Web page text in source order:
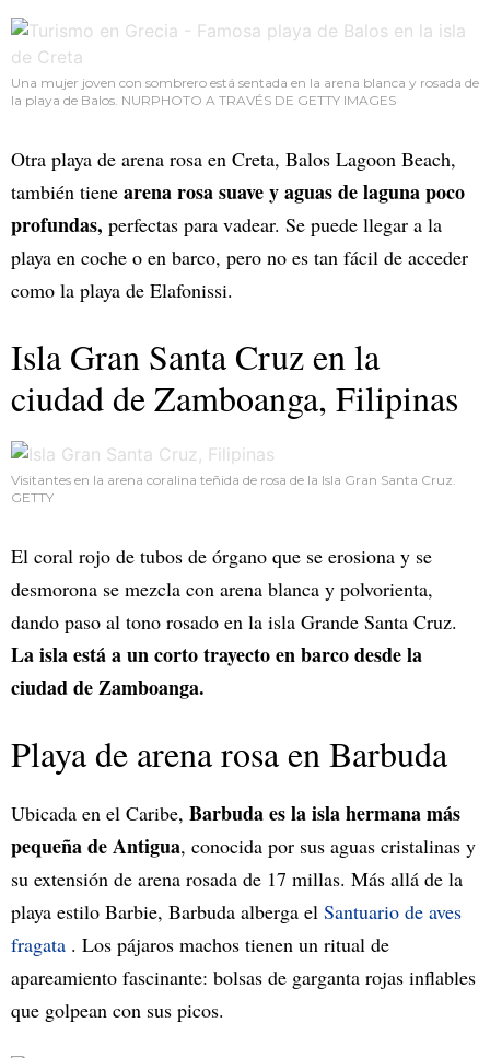
Una mujer joven con sombrero está sentada en la arena blanca y rosada de
la playa de Balos. NURPHOTO A TRAVÉS DE GETTY IMAGES
Otra playa de arena rosa en Creta, Balos Lagoon Beach,
también tiene arena rosa suave y aguas de laguna poco
profundas, perfectas para vadear. Se puede llegar a la
playa en coche o en barco, pero no es tan fácil de acceder
como la playa de Elafonissi.
Isla Gran Santa Cruz en la
ciudad de Zamboanga, Filipinas
Visitantes en la arena coralina teñida de rosa de la Isla Gran Santa Cruz.
GETTY
El coral rojo de tubos de órgano que se erosiona y se
desmorona se mezcla con arena blanca y polvorienta,
dando paso al tono rosado en la isla Grande Santa Cruz.
La isla está a un corto trayecto en barco desde la
ciudad de Zamboanga.
Playa de arena rosa en Barbuda
Ubicada en el Caribe, Barbuda es la isla hermana más
pequeña de Antigua, conocida por sus aguas cristalinas y
su extensión de arena rosada de 17 millas. Más allá de la
playa estilo Barbie, Barbuda alberga el Santuario de aves
fragata . Los pájaros machos tienen un ritual de
apareamiento fascinante: bolsas de garganta rojas inflables
que golpean con sus picos.